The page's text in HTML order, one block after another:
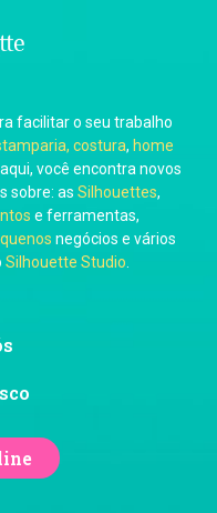
facilitar o seu trabalho
costura, home
você encontra novos
sobre: as Silhouettes,
e ferramentas,
negócios e vários
Silhouette Studio